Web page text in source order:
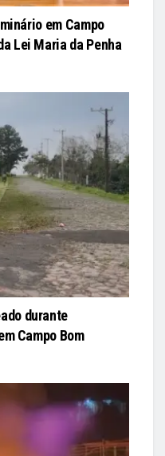
em Campo
Lei Maria da Penha
durante
Campo Bom